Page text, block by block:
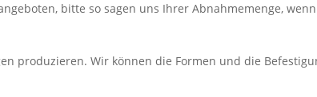
bitte so sagen uns Ihrer Abnahmemenge,
produzieren. Wir können die Formen und die